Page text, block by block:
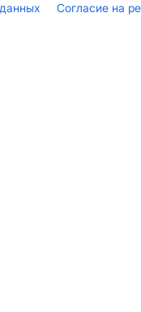
Согласие на